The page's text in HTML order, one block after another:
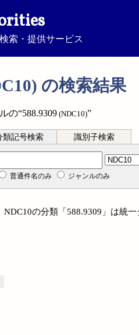
索・提供サービス
の検索結果
の“588.9309 (NDC10)”
類記号検索 識別子検索
普通件名のみ ジャンルのみ
NDC10の分類「588.9309」は統